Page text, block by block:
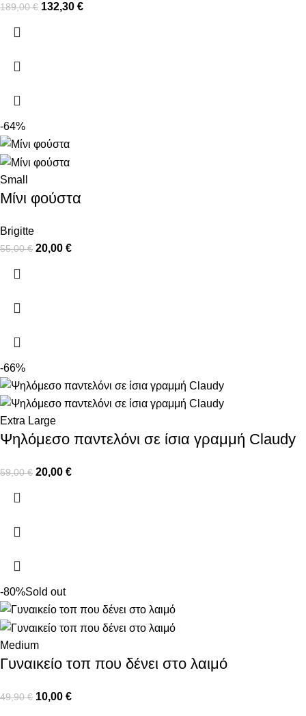
189,00€ 132,30 €
-64%
Small
Μίνι φούστα
Brigitte
55,00€ 20,00 €
-66%
Extra Large
Ψηλόμεσο παντελόνι σε ίσια γραμμή Claudy
59,00€ 20,00 €
-80%Sold out
Medium
Γυναικείο τοπ που δένει στο λαιμό
49,90€ 10,00 €